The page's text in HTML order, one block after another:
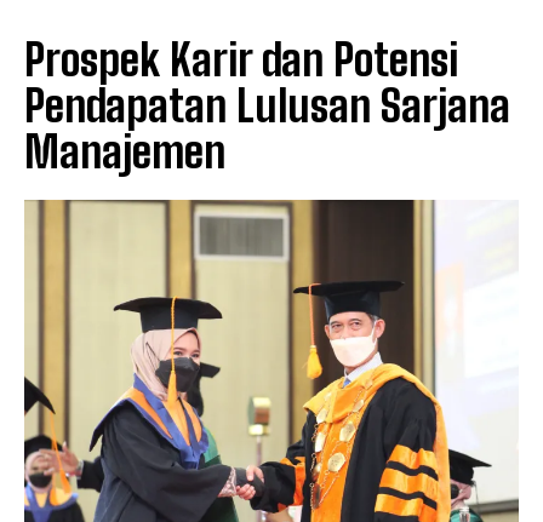
Prospek Karir dan Potensi
Pendapatan Lulusan Sarjana
Manajemen